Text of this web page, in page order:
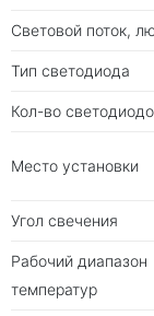
Световой поток,
Тип светодиода
Кол-во
Место установки
Угол свечения
Рабочий диапазон
температур